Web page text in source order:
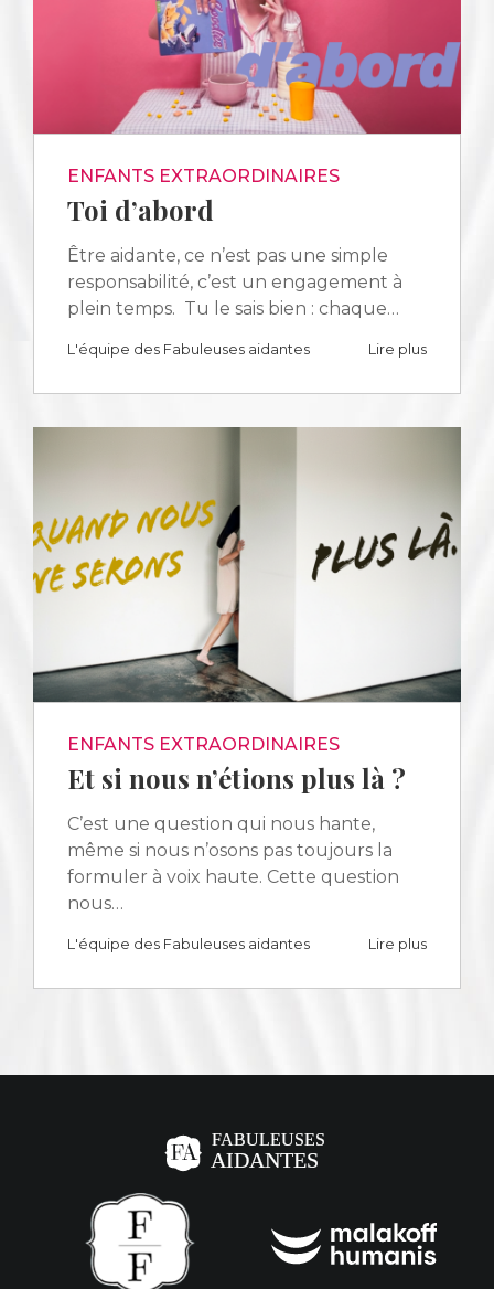
ENFANTS EXTRAORDINAIRES
Toi d’abord
Être aidante, ce n’est pas une simple
responsabilité, c’est un engagement à
plein temps. Tu le sais bien : chaque…
L'équipe des Fabuleuses aidantes Lire plus
ENFANTS EXTRAORDINAIRES
Et si nous n’étions plus là ?
C’est une question qui nous hante,
même si nous n’osons pas toujours la
formuler à voix haute. Cette question
nous…
L'équipe des Fabuleuses aidantes Lire plus